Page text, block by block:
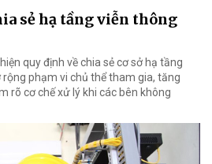
sẻ hạ tầng viễn thông
quy định về chia sẻ cơ sở hạ tầng
phạm vi chủ thể tham gia, tăng
rõ cơ chế xử lý khi các bên không